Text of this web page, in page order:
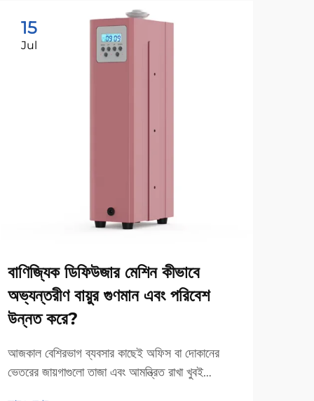
15
Jul
বাণিজ্যিক ডিফিউজার মেশিন কীভাবে
অভ্যন্তরীণ বায়ুর গুণমান এবং পরিবেশ
উন্নত করে?
আজকাল বেশিরভাগ ব্যবসার কাছেই অফিস বা দোকানের
ভেতরের জায়গাগুলো তাজা এবং আমন্ত্রিত রাখা খুবই